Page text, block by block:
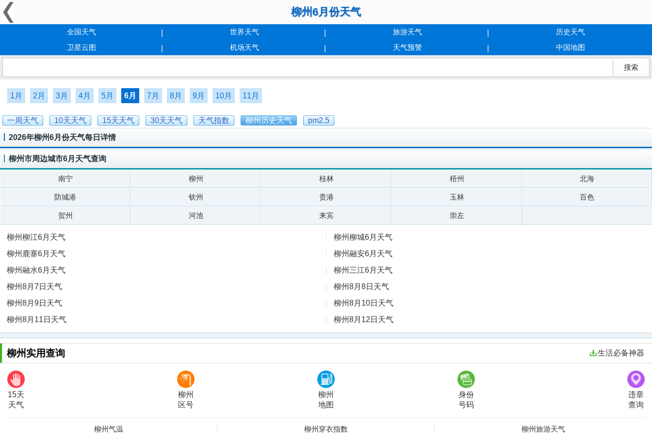
柳州6月份天气
全国天气 世界天气 旅游天气
历史天气
卫星云图
机场天气 天气预警 中国地图
1月 2月 3月 4月 5月 6月 7月 8月 9月 10月 11月
一周天气 10天天气 15天天气 30天天气 天气指数 柳州历史天气 pm2.5
2026年柳州6月份天气每日详情
柳州市周边城市6月天气查询
南宁 柳州 桂林 梧州 北海
防城港 钦州 贵港 玉林 百色
贺州 河池 来宾 崇左
柳州柳江6月天气
柳州柳城6月天气
柳州鹿寨6月天气
柳州融安6月天气
柳州融水6月天气
柳州三江6月天气
柳州8月7日天气
柳州8月8日天气
柳州8月9日天气
柳州8月10日天气
柳州8月11日天气
柳州8月12日天气
柳州实用查询 生活必备神器
15天
天气
柳州
区号
柳州
地图
身份
号码
违章
查询
柳州气温 柳州穿衣指数 柳州旅游天气